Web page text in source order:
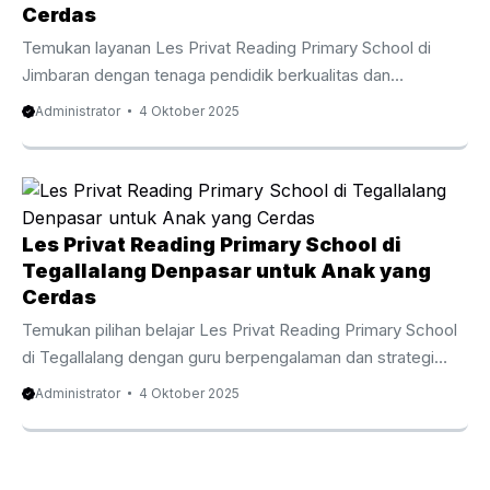
memahami kata, tetapi juga mengerti arti setiap kalimat
dengan penuh percaya diri. Dengan pendampingan ...
Cerdas
Temukan layanan Les Privat Reading Primary School di
Jimbaran dengan tenaga pendidik berkualitas dan
pendekatan interaktif yang menumbuhkan minat baca anak
Inggris sejak Kecil Les Privat Reading Primary School di
Jimbaran menjadi keputusan bijak untuk mendorong anak
mengembangkan kemampuan memahami teks dalam
bahasa Inggris sejak kecil. Program ini didesain agar proses
belajar terasa seru agar anak tidak sekadar memahami kata,
tetapi juga memahami makna kata dan kalimat dengan
percaya diri. Dengan panduan tutor ...
Administrator 4 Oktober 2025
Les Privat Reading Primary School di
Tegallalang Denpasar untuk Anak yang
Cerdas
Temukan pilihan belajar Les Privat Reading Primary School
di Tegallalang dengan guru berpengalaman dan strategi
pembelajaran kreatif yang menjadikan membaca kebiasaan
Bahasa Inggris sejak Awal Les Privat Reading Primary
Administrator 4 Oktober 2025